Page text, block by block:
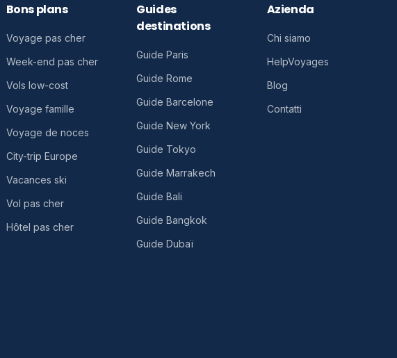
Bons plans
Voyage pas cher
Week-end pas cher
Vols low-cost
Voyage famille
Voyage de noces
City-trip Europe
Vacances ski
Vol pas cher
Hôtel pas cher
Guides
destinations
Guide Paris
Guide Rome
Guide Barcelone
Guide New York
Guide Tokyo
Guide Marrakech
Guide Bali
Guide Bangkok
Guide Dubaï
Azienda
Chi siamo
HelpVoyages
Blog
Contatti